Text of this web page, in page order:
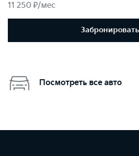
11 250 ₽/мес
Забронировать
Посмотреть все авто